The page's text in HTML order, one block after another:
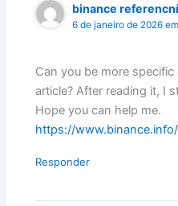
binance
6 de janeiro de 2026
Can you be more
article? After reading it, I
Hope you can help me.
https://
Responder